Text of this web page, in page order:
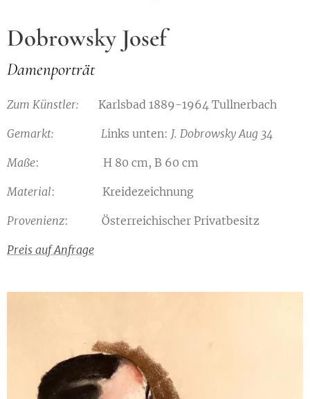
Dobrowsky Josef
Damenporträt
Zum Künstler: Karlsbad 1889-1964 Tullnerbach
Gemarkt: Links unten: J. Dobrowsky Aug 34
Maße: H 80 cm, B 60 cm
Material: Kreidezeichnung
Provenienz: Österreichischer Privatbesitz
Preis auf Anfrage